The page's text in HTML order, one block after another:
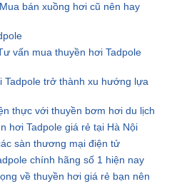
bán xuồng hơi cũ nên hay
vấn mua thuyền hơi Tadpole
trở thành xu hướng lựa
thực với thuyền bơm hơi du lịch
hơi Tadpole giá rẻ tại Hà Nội
sàn thương mại điện tử
chính hãng số 1 hiện nay
về thuyền hơi giá rẻ bạn nên